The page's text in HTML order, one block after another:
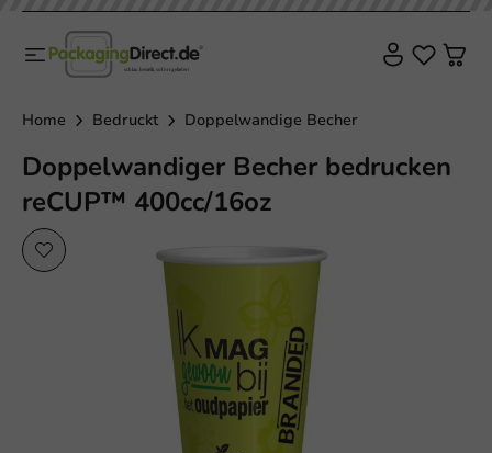
Home Bedruckt Doppelwandige Becher
Doppelwandiger Becher bedrucken
reCUP™ 400cc/16oz